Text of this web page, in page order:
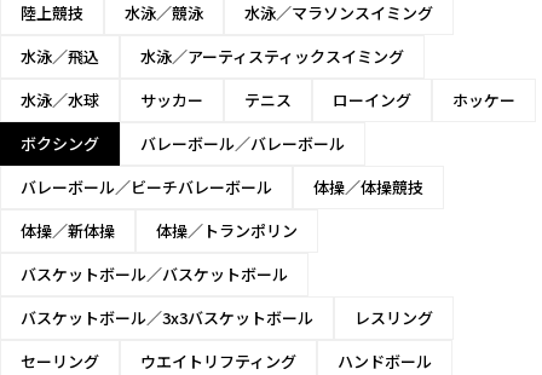
女子54kg級
女子57kg級
陸上競技 水泳／競泳
水泳／マラソンスイミング
水泳／飛込
水泳／アーティスティックスイミング
水泳／水球
サッカー テニス ローイング
ホッケー
ボクシング
バレーボール／バレーボール
バレーボール／ビーチバレーボール
体操／体操競技
体操／新体操
体操／トランポリン
バスケットボール／バスケットボール
バスケットボール／3x3バスケットボール
レスリング
セーリング
ウエイトリフティング
ハンドボール